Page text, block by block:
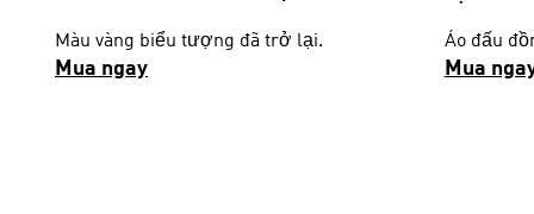
Màu vàng biểu tượng đã trở lại.
Mua ngay
Áo đấu
Mua